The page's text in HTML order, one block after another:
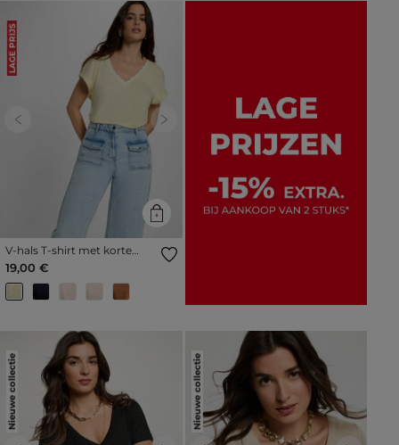
LAGE PRIJS
Previous Next
V-hals T-shirt met korte
mouwen pastel geel vrouw
19,00 €
Nieuwe collectie Nieuwe collectie